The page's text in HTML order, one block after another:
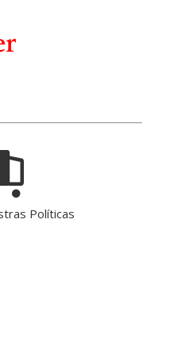
Políticas